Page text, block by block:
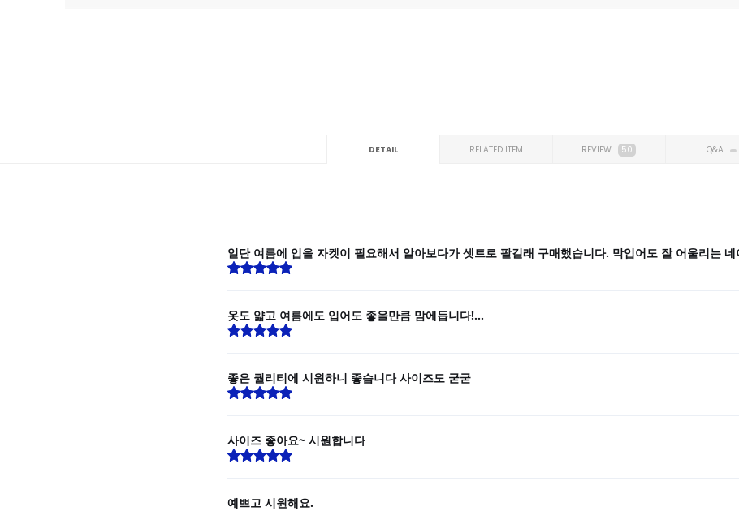
DETAIL RELATED ITEM REVIEW 50 Q&A